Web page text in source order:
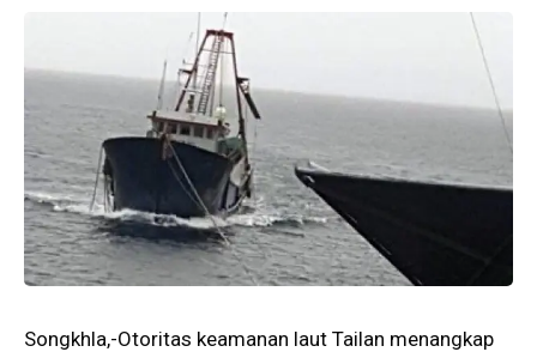
Songkhla,-Otoritas keamanan laut Tailan menangkap